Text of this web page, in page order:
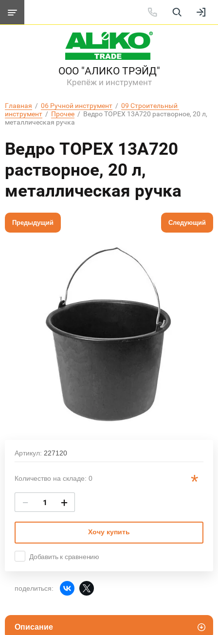
ООО "АЛИКО ТРЭЙД"
Крепёж и инструмент
Главная
  /
06 Ручной инструмент
  /
09 Строительный
инструмент
  /
Прочее
  /  Ведро TОРЕХ 13A720 растворное, 20 л,
металлическая ручка
Ведро TОРЕХ 13A720
растворное, 20 л,
металлическая ручка
Предыдущий Следующий
Артикул: 227120
Количество на складе: 0 *
− +
Хочу купить
Добавить к сравнению
поделиться:
Описание